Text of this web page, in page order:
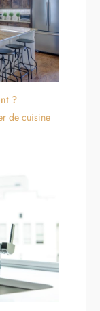
?
de cuisine